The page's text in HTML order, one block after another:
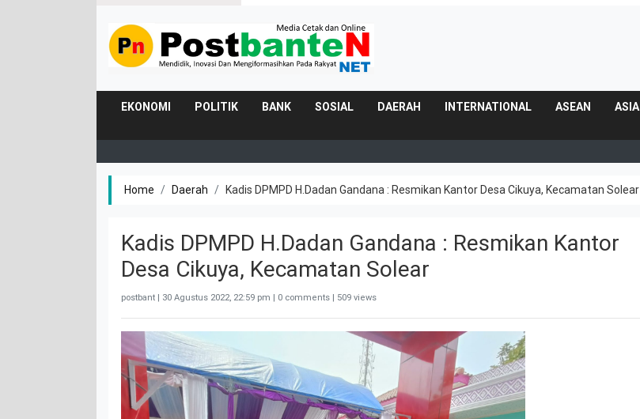
EKONOMI POLITIK BANK SOSIAL DAERAH INTERNATIONAL ASEAN ASIA
Home Daerah Kadis DPMPD H.Dadan Gandana : Resmikan Kantor Desa Cikuya, Kecamatan Solear
Kadis DPMPD H.Dadan Gandana : Resmikan Kantor
Desa Cikuya, Kecamatan Solear
postbant | 30 Agustus 2022, 22:59 pm | 0 comments | 509 views